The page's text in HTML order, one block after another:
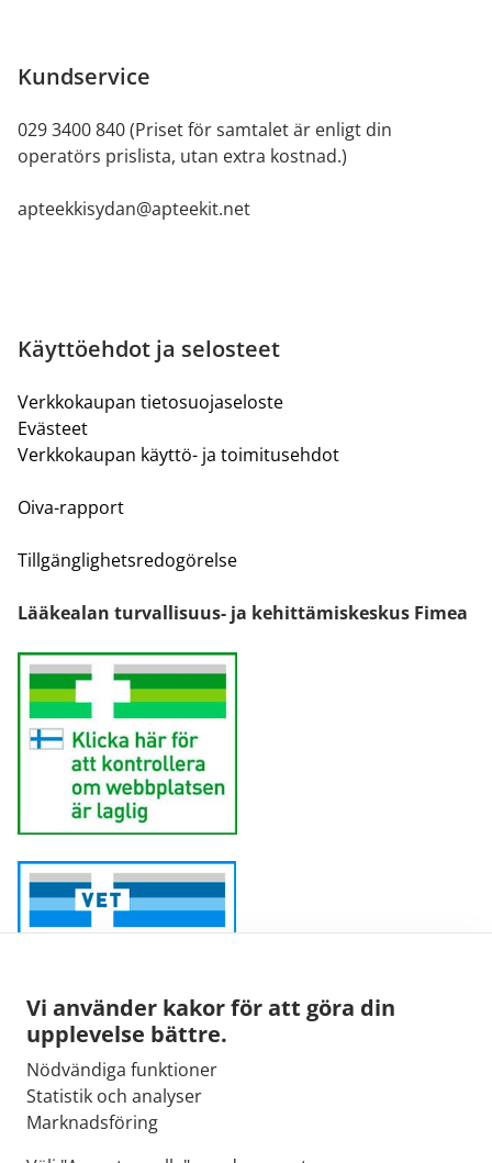
Vi använder kakor för att göra din
upplevelse bättre.
Nödvändiga funktioner
Statistik och analyser
Marknadsföring
Kundservice
029 3400 840 (Priset för samtalet är enligt din
operatörs prislista, utan extra kostnad.)
apteekkisydan@apteekit.net
Käyttöehdot ja selosteet
Verkkokaupan tietosuojaseloste
Evästeet
Verkkokaupan käyttö- ja toimitusehdot
Oiva-rapport
Tillgänglighetsredogörelse
Lääkealan turvallisuus- ja kehittämiskeskus Fimea
Sähköpostiosoite:
kirjaamo@fimea.fi